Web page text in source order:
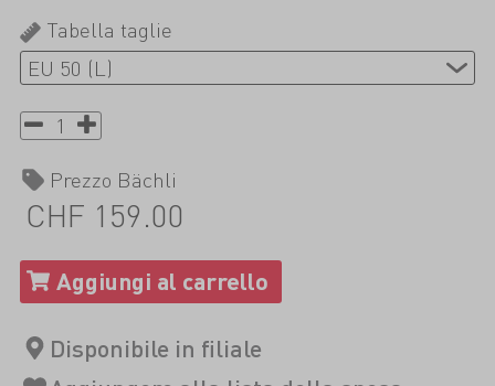
Tabella taglie
Prezzo Bächli
CHF 159.00